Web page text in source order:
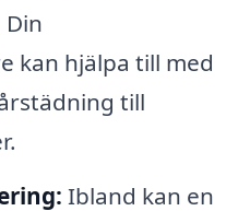
kan hjälpa till med
till
Ibland kan en